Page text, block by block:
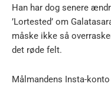
Han har dog senere
’Lortested’ om
måske ikke så
det røde felt.
Målmandens Insta-